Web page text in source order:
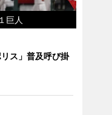
巨人
リス」普及呼び掛